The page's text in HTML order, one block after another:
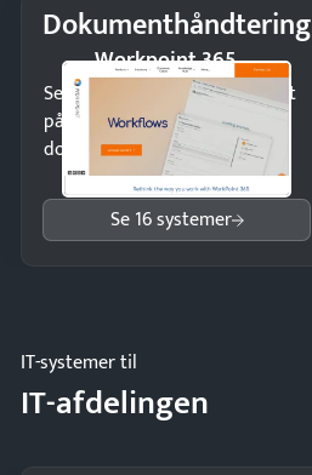
Dokumenthåndtering
Workpoint 365
Send kontrakter til underskrift
på minutter og mist ingen
dokumenter.
Se 16 systemer
IT-systemer til
IT-afdelingen